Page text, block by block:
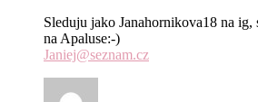
Sleduju jako Janahornikova18 na
na Apaluse:-)
Janiej@seznam.cz